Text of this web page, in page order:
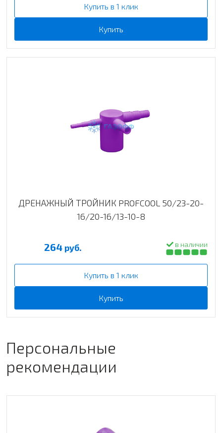
Купить в 1 клик
Купить
ДРЕНАЖНЫЙ ТРОЙНИК PROFCOOL 50/23-20-
16/20-16/13-10-8
264 руб. в наличии
Купить в 1 клик
Купить
Персональные
рекомендации